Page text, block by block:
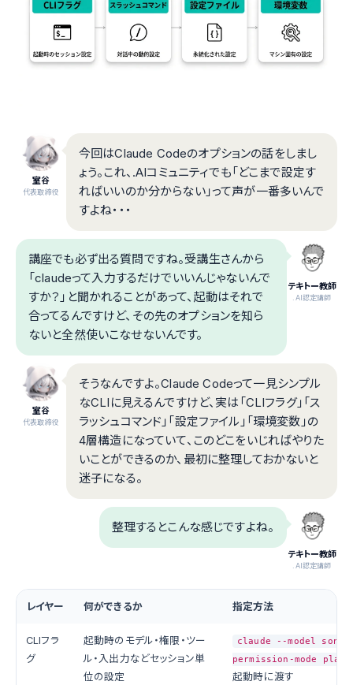
室谷
代表取締役
今回はClaude Codeのオプションの話をしまし
ょう。これ、.AIコミュニティでも「どこまで設定す
ればいいのか分からない」って声が一番多いんで
すよね・・・
テキトー教師
.AI認定講師
講座でも必ず出る質問ですね。受講生さんから
「claudeって入力するだけでいいんじゃないんで
すか？」と聞かれることがあって、起動はそれで
合ってるんですけど、その先のオプションを知ら
ないと全然使いこなせないんです。
室谷
代表取締役
そうなんですよ。Claude Codeって一見シンプル
なCLIに見えるんですけど、実は「CLIフラグ」「ス
ラッシュコマンド」「設定ファイル」「環境変数」の
4層構造になっていて、このどこをいじればやりた
いことができるのか、最初に整理しておかないと
迷子になる。
テキトー教師
.AI認定講師
整理するとこんな感じですよね。
レイヤー 何ができるか 指定方法
CLIフラ
グ
起動時のモデル・権限・ツー
ル・入出力などセッション単
位の設定
claude --model
permission-mode plan
起動時に渡す